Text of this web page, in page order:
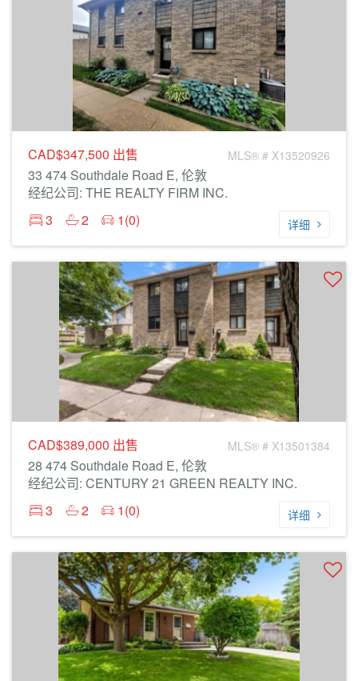
CAD$347,500 出售 MLS® # X13520926
33 474 Southdale Road E, 伦敦
经纪公司: THE REALTY FIRM INC.
3
2 1(0) 详细
CAD$389,000 出售 MLS® # X13501384
28 474 Southdale Road E, 伦敦
经纪公司: CENTURY 21 GREEN REALTY INC.
3
2 1(0) 详细